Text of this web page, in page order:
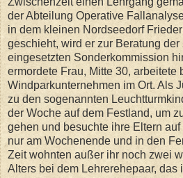
der Abteilung Operative
in dem kleinen Nordseedorf
geschieht, wird er zur Beratung der
eingesetzten Sonderkommission
ermordete Frau, Mitte 30, arbeitete
Windparkunternehmen im Ort. Als
zu den sogenannten
der Woche auf dem Festland, um
gehen und besuchte ihre Eltern auf
nur am Wochenende und in den
Zeit wohnten außer ihr noch zwei
Alters bei dem Lehrerehepaar, das